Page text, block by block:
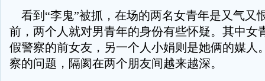
看到“李鬼”被抓，在场的两名女青年是又气又
前，两个人就对男青年的身份有些怀疑。其中女
假警察的前女友，另一个人小娟则是她俩的媒人
察的问题，隔阂在两个朋友间越来越深。